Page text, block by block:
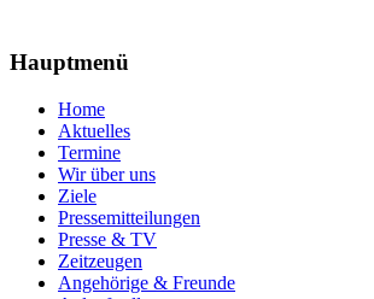
Hauptmenü
Home
Aktuelles
Termine
Wir über uns
Ziele
Pressemitteilungen
Presse & TV
Zeitzeugen
Angehörige & Freunde